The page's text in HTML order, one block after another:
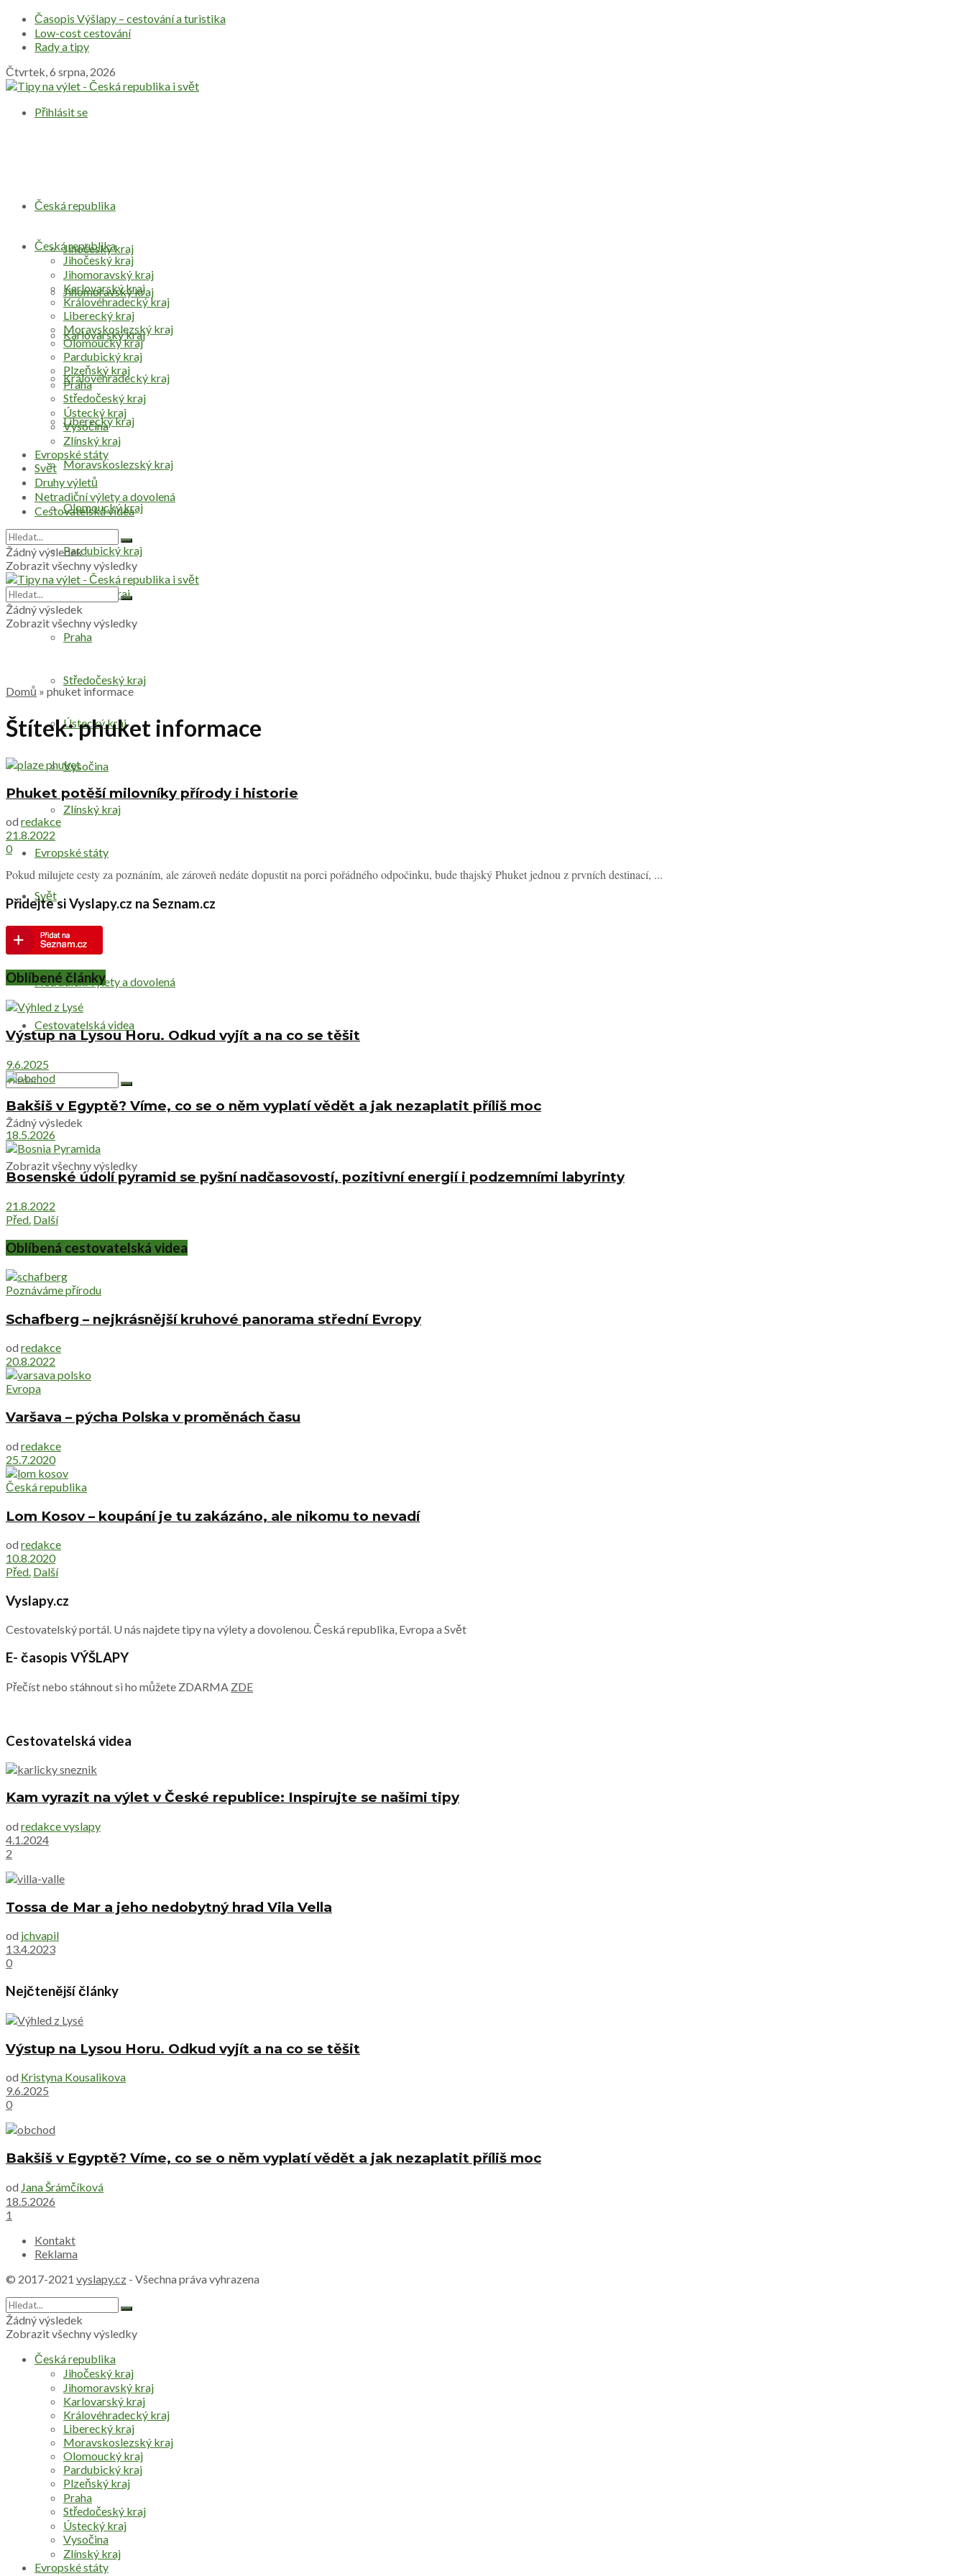
Časopis Výšlapy – cestování a turistika
Low-cost cestování
Rady a tipy
Čtvrtek, 6 srpna, 2026
Přihlásit se
Česká republika
Jihočeský kraj
Jihomoravský kraj
Karlovarský kraj
Královéhradecký kraj
Liberecký kraj
Moravskoslezský kraj
Olomoucký kraj
Pardubický kraj
Plzeňský kraj
Praha
Středočeský kraj
Ústecký kraj
Vysočina
Zlínský kraj
Evropské státy
Svět
Druhy výletů
Netradiční výlety a dovolená
Cestovatelská videa
Žádný výsledek
Zobrazit všechny výsledky
Česká republika
Jihočeský kraj
Jihomoravský kraj
Karlovarský kraj
Královéhradecký kraj
Liberecký kraj
Moravskoslezský kraj
Olomoucký kraj
Pardubický kraj
Plzeňský kraj
Praha
Středočeský kraj
Ústecký kraj
Vysočina
Zlínský kraj
Evropské státy
Svět
Druhy výletů
Netradiční výlety a dovolená
Cestovatelská videa
Žádný výsledek
Zobrazit všechny výsledky
Žádný výsledek
Zobrazit všechny výsledky
Domů » phuket informace
Štítek:phuket informace
Phuket potěší milovníky přírody i historie
od redakce
21.8.2022
0
Pokud milujete cesty za poznáním, ale zároveň nedáte dopustit na porci pořádného odpočinku, bude thajský Phuket jednou z prvních destinací, ...
Přidejte si Vyslapy.cz na Seznam.cz
Oblíbené články
Výstup na Lysou Horu. Odkud vyjít a na co se těšit
9.6.2025
Bakšiš v Egyptě? Víme, co se o něm vyplatí vědět a jak nezaplatit příliš moc
18.5.2026
Bosenské údolí pyramid se pyšní nadčasovostí, pozitivní energií i podzemními labyrinty
21.8.2022
Před. Další
Oblíbená cestovatelská videa
Poznáváme přírodu
Schafberg – nejkrásnější kruhové panorama střední Evropy
od redakce
20.8.2022
Evropa
Varšava – pýcha Polska v proměnách času
od redakce
25.7.2020
Česká republika
Lom Kosov – koupání je tu zakázáno, ale nikomu to nevadí
od redakce
10.8.2020
Před. Další
Vyslapy.cz
Cestovatelský portál. U nás najdete tipy na výlety a dovolenou. Česká republika, Evropa a Svět
E- časopis VÝŠLAPY
Přečíst nebo stáhnout si ho můžete ZDARMA ZDE
Cestovatelská videa
Kam vyrazit na výlet v České republice: Inspirujte se našimi tipy
od redakce vyslapy
4.1.2024
2
Tossa de Mar a jeho nedobytný hrad Vila Vella
od jchvapil
13.4.2023
0
Nejčtenější články
Výstup na Lysou Horu. Odkud vyjít a na co se těšit
od Kristyna Kousalikova
9.6.2025
0
Bakšiš v Egyptě? Víme, co se o něm vyplatí vědět a jak nezaplatit příliš moc
od Jana Šrámčíková
18.5.2026
1
Kontakt
Reklama
© 2017-2021 vyslapy.cz - Všechna práva vyhrazena
Žádný výsledek
Zobrazit všechny výsledky
Česká republika
Jihočeský kraj
Jihomoravský kraj
Karlovarský kraj
Královéhradecký kraj
Liberecký kraj
Moravskoslezský kraj
Olomoucký kraj
Pardubický kraj
Plzeňský kraj
Praha
Středočeský kraj
Ústecký kraj
Vysočina
Zlínský kraj
Evropské státy